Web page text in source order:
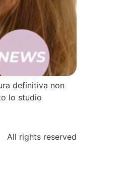
definitiva non
lo studio
All rights reserved